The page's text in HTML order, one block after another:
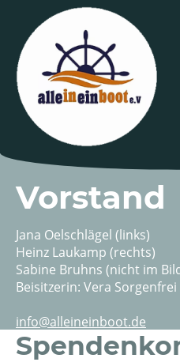
Vorstand
Jana Oelschlägel (links)
Heinz Laukamp (rechts)
Sabine Bruhns (nicht im
Beisitzerin: Vera
info@alleineinboot.de